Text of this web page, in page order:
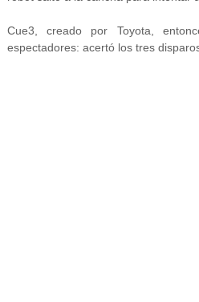
Cue3, creado por Toyota,
espectadores: acertó los tres